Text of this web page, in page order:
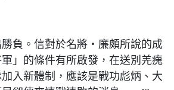
負。信對於名將‧廉頗所說的成
」的條件有所啟發，在送別羌瘣
入新體制，應該是戰功彪炳、大